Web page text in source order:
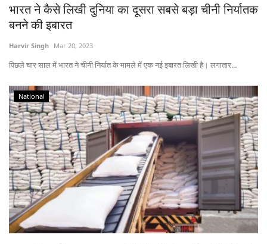
भारत ने कैसे लिखी दुनिया का दूसरा सबसे बड़ा चीनी निर्यातक
बनने की इबारत
Harvir Singh Mar 20, 2023
पिछले चार साल में भारत ने चीनी निर्यात के मामले में एक नई इबारत लिखी है। लगातार...
National